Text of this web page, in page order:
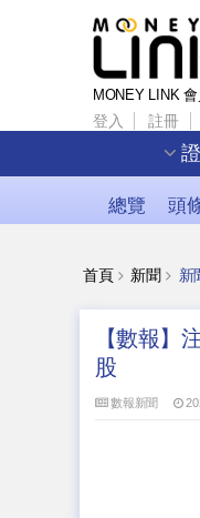
MONEY LINK 會
登入 註冊
總覽 頭
首頁 新聞 新
【數報】
股
數報新聞